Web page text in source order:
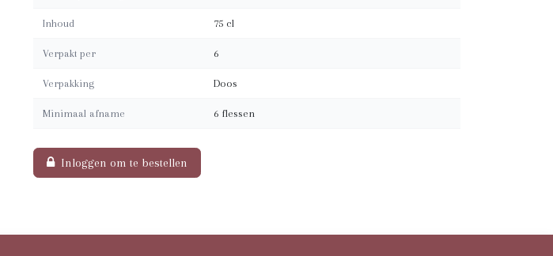
Inhoud 75 cl
Verpakt per 6
Verpakking Doos
Minimaal afname 6 flessen
Inloggen om te bestellen